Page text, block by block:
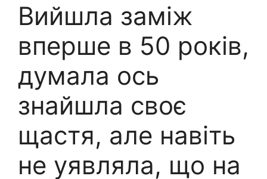
Вийшла заміж
вперше в 50 років,
думала ось
знайшла своє
щастя, але навіть
не уявляла, що на